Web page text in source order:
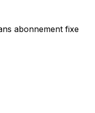
abonnement fixe